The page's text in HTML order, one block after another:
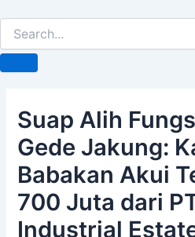
Suap Alih
Gede Jakung:
Babakan Akui
700 Juta dari
Industrial